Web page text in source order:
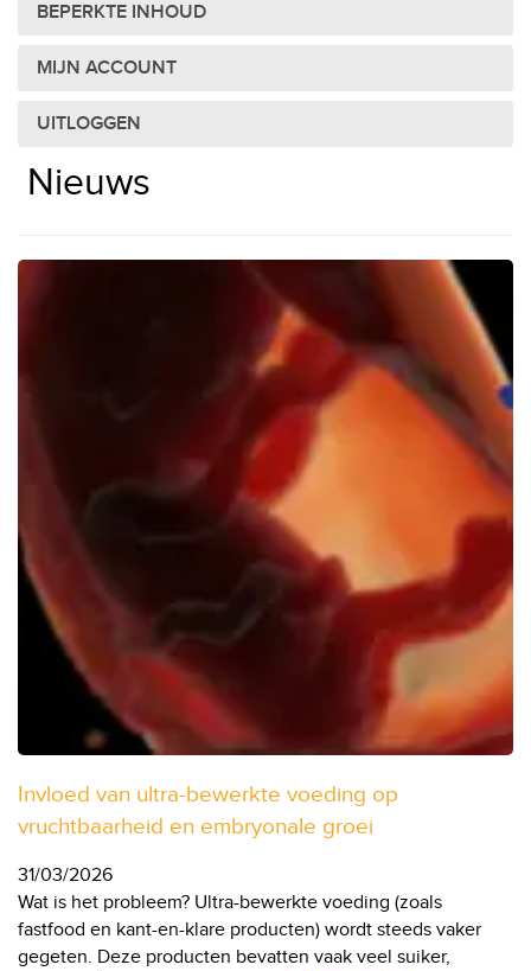
BEPERKTE INHOUD
MIJN ACCOUNT
UITLOGGEN
Nieuws
Invloed van ultra-bewerkte voeding op
vruchtbaarheid en embryonale groei
31/03/2026
Wat is het probleem? Ultra-bewerkte voeding (zoals
fastfood en kant-en-klare producten) wordt steeds vaker
gegeten. Deze producten bevatten vaak veel suiker,